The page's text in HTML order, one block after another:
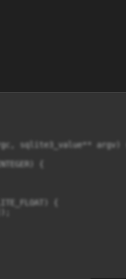
sqlite3_value** argv) {
{
{